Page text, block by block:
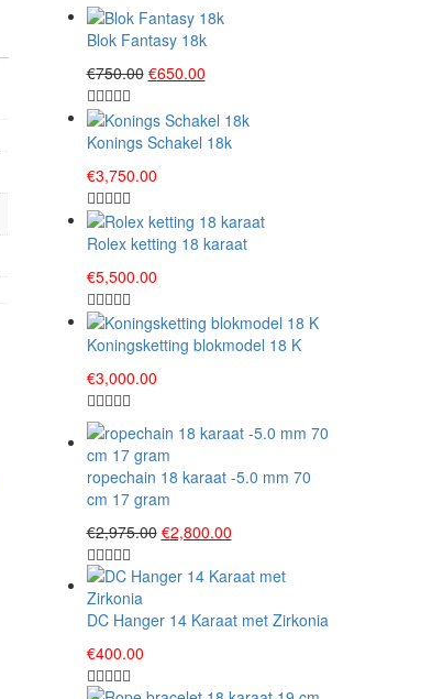
Blok Fantasy 18k
€750.00 Original
was:
€750.00.
€650.00Current
is:
€650.00.
Konings Schakel 18k
€3,750.00
Rolex ketting 18 karaat
€5,500.00
Koningsketting blokmodel 18 K
€3,000.00
ropechain 18 karaat -5.0 mm 70
cm 17 gram
€2,975.00 Original
was:
€2,800.00Current
is:
DC Hanger 14 Karaat met Zirkonia
€400.00